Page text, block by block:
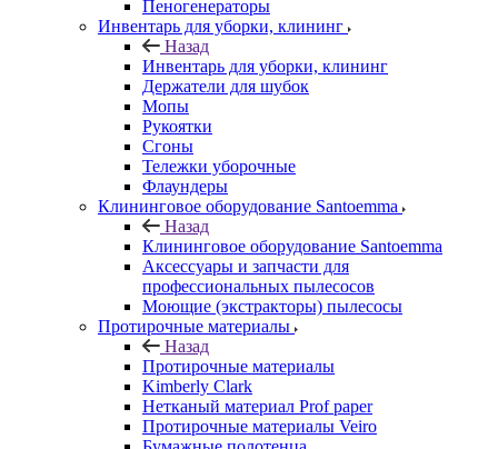
Пеногенераторы
Инвентарь для уборки, клининг
Назад
Инвентарь для уборки, клининг
Держатели для шубок
Мопы
Рукоятки
Сгоны
Тележки уборочные
Флаундеры
Клининговое оборудование Santoemma
Назад
Клининговое оборудование Santoemma
Аксессуары и запчасти для
профессиональных пылесосов
Моющие (экстракторы) пылесосы
Протирочные материалы
Назад
Протирочные материалы
Kimberly Clark
Нетканый материал Prof paper
Протирочные материалы Veiro